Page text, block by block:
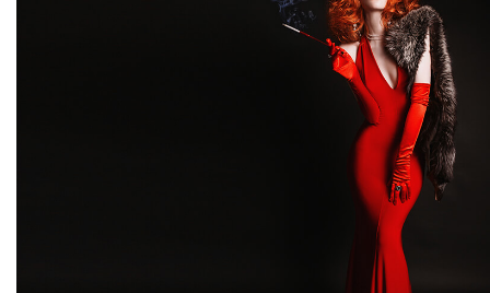
Servicii de retușare la cap Retușare
Modele
inteligență
pentru
Perii Photoshop
Suprapuneri
Texturi
Ps Acțiuni
Ps Suprapune
întregi